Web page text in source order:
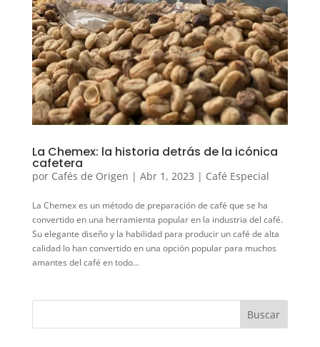
La Chemex: la historia detrás de la icónica
cafetera
por Cafés de Origen | Abr 1, 2023 | Café Especial
La Chemex es un método de preparación de café que se ha
convertido en una herramienta popular en la industria del café.
Su elegante diseño y la habilidad para producir un café de alta
calidad lo han convertido en una opción popular para muchos
amantes del café en todo...